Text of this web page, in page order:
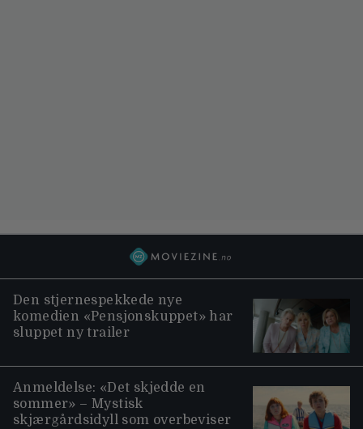
Den stjernespekkede nye
komedien «Pensjonskuppet» har
sluppet ny trailer
Anmeldelse: «Det skjedde en
sommer» – Mystisk
skjærgårdsidyll som overbeviser